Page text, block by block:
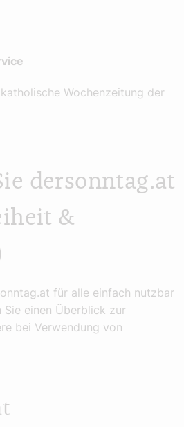
Wochenzeitung der
dersonntag.at
&
für alle einfach nutzbar
Sie einen Überblick zur
bei Verwendung von